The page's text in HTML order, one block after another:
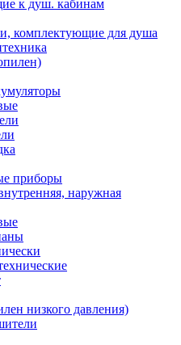
к душ. кабинам
комплектующие для душа
приборы
наружная
низкого давления)